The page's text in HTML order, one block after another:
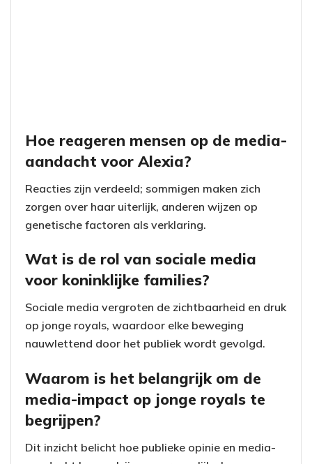
Hoe reageren mensen op de media-
aandacht voor Alexia?
Reacties zijn verdeeld; sommigen maken zich
zorgen over haar uiterlijk, anderen wijzen op
genetische factoren als verklaring.
Wat is de rol van sociale media
voor koninklijke families?
Sociale media vergroten de zichtbaarheid en druk
op jonge royals, waardoor elke beweging
nauwlettend door het publiek wordt gevolgd.
Waarom is het belangrijk om de
media-impact op jonge royals te
begrijpen?
Dit inzicht belicht hoe publieke opinie en media-